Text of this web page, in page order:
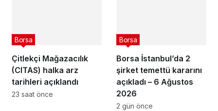
Çitlekçi Mağazacılık
(CITAS) halka arz
tarihleri açıklandı
Borsa
23 saat önce
Borsa İstanbul’da 2
şirket temettü kararını
açıkladı – 6 Ağustos
2026
Borsa
2 gün önce